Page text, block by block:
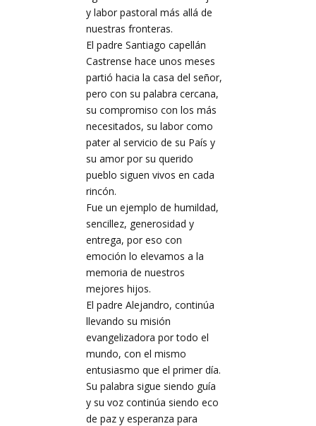
y labor pastoral más allá de
nuestras fronteras.
El padre Santiago capellán
Castrense hace unos meses
partió hacia la casa del señor,
pero con su palabra cercana,
su compromiso con los más
necesitados, su labor como
pater al servicio de su País y
su amor por su querido
pueblo siguen vivos en cada
rincón.
Fue un ejemplo de humildad,
sencillez, generosidad y
entrega, por eso con
emoción lo elevamos a la
memoria de nuestros
mejores hijos.
El padre Alejandro, continúa
llevando su misión
evangelizadora por todo el
mundo, con el mismo
entusiasmo que el primer día.
Su palabra sigue siendo guía
y su voz continúa siendo eco
de paz y esperanza para